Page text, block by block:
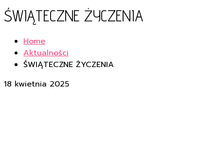
ŚWIĄTECZNE ŻYCZENIA
Home
Aktualności
ŚWIĄTECZNE ŻYCZENIA
18 kwietnia 2025